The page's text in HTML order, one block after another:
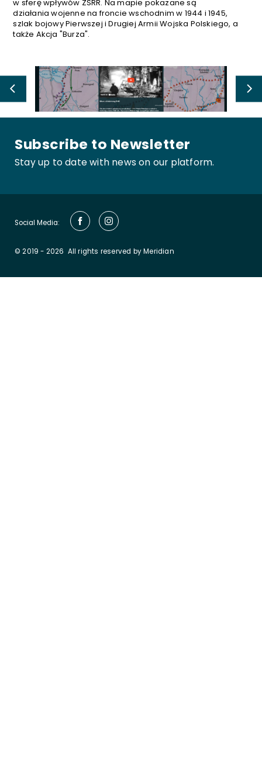
w sferę wpływów ZSRR. Na mapie pokazane są
działaniawojenne na froncie wschodnim w 1944 i 1945,
szlak bojowy Pierwszej i Drugiej Armii Wojska Polskiego, a
także Akcja "Burza".
Subscribe to Newsletter
Stay up to date with news on our platform.
© 2019 - 2026 All rights reserved by Meridian
Social Media: